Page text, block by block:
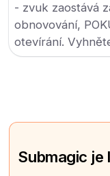
- zvuk zaostává
obnovování,
otevírání.
Submagic je